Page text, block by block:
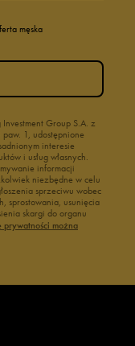
męska
Group S.A. z
1, udostępnione
interesie
i usług własnych.
informacji
niezbędne w celu
sprzeciwu wobec
sprostowania, usunięcia
skargi do organu
prywatności można